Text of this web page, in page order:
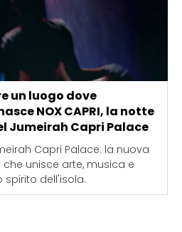
un luogo dove
NOX CAPRI, la notte
Jumeirah Capri Palace
Capri Palace: la nuova
unisce arte, musica e
spirito dell'isola.